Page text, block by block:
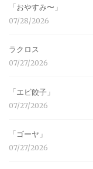
「おやすみ〜」
07/28/2026
ラクロス
07/27/2026
「エビ餃子」
07/27/2026
「ゴーヤ」
07/27/2026